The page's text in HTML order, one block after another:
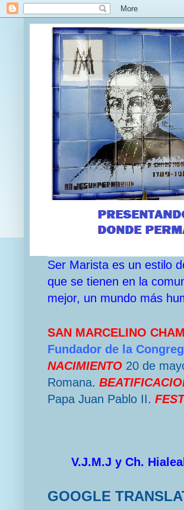
Ser Marista es un estilo
que se tienen en la
mejor, un mundo más
SAN MARCELINO
Fundador de la
NACIMIENTO 20 de
Romana.
Papa Juan Pablo II.
V.J.M.J y Ch.
GOOGLE